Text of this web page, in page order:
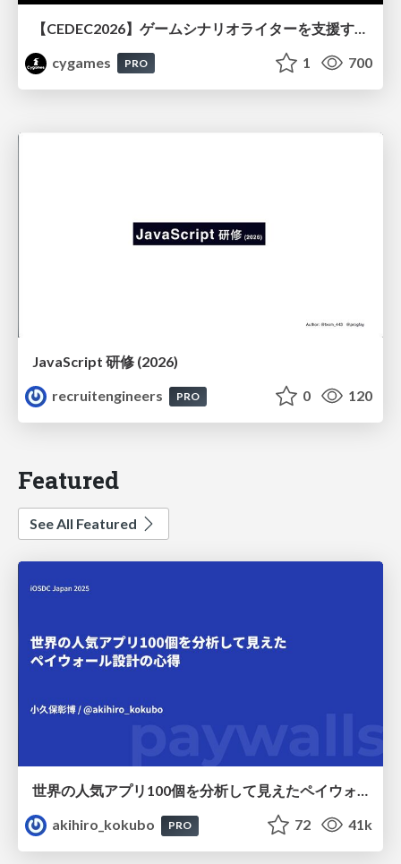
cygames
PRO 1 700
JavaScript 研修 (2026)
recruitengineers
PRO 0 120
Featured
See All Featured
世界の人気アプリ100個を分析して見えたペイウォール設計の心得
akihiro_kokubo
PRO 72 41k